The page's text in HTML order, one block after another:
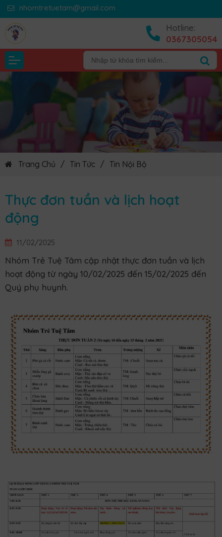
nhomtretuetam@gmail.com
Hotline:
0367305054
Trang Chủ / Tin Tức / Tin Nội Bộ
Thực đơn tuần và lịch hoạt
động
11/02/2025
Nhóm Trẻ Tuệ Tâm cập nhật thực đơn tuần và lịch
hoạt động từ ngày 10/02/2025 đến 15/02/2025 đến
Quý phụ huynh.